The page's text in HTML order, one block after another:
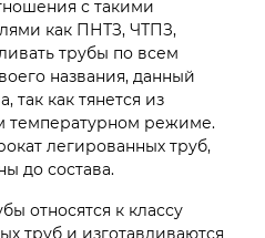
с такими
как ПНТЗ, ЧТПЗ,
трубы по всем
названия, данный
так как тянется из
температурном режиме.
легированных труб,
до состава.
относятся к классу
труб и изготавливаются